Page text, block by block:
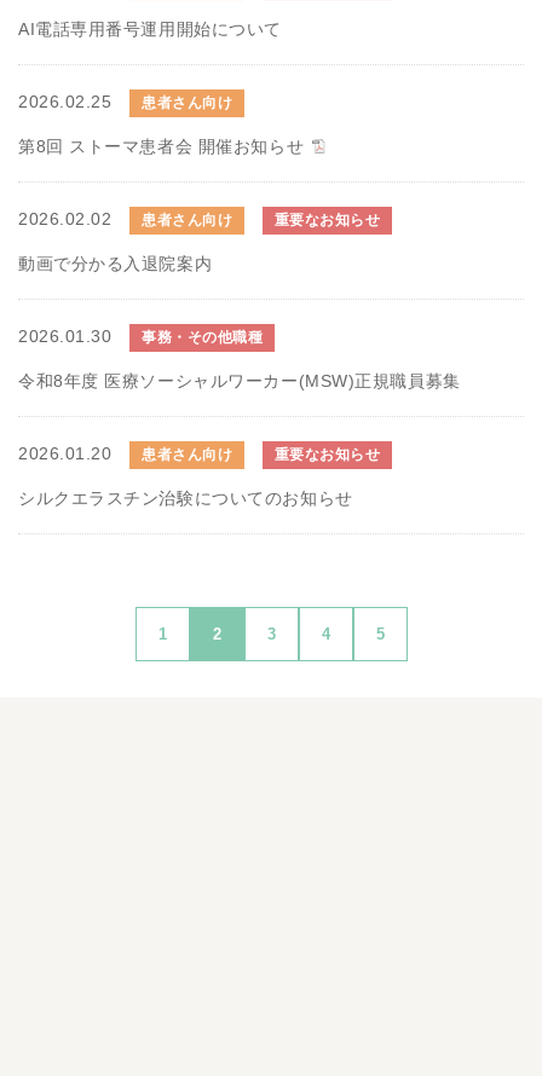
AI電話専用番号運用開始について
2026.02.25 患者さん向け
第8回 ストーマ患者会 開催お知らせ
2026.02.02 患者さん向け 重要なお知らせ
動画で分かる入退院案内
2026.01.30 事務・その他職種
令和8年度 医療ソーシャルワーカー(MSW)正規職員募集
2026.01.20 患者さん向け 重要なお知らせ
シルクエラスチン治験についてのお知らせ
1 2 3 4 5